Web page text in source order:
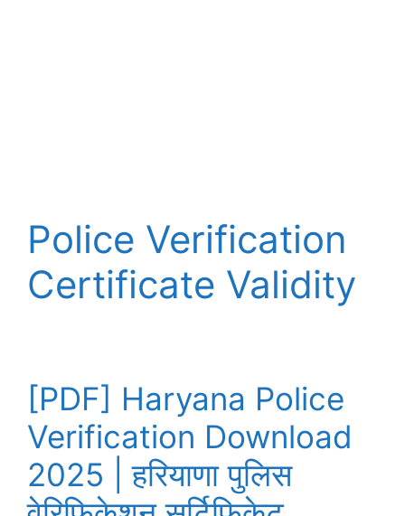
Police Verification
Certificate Validity
[PDF] Haryana Police
Verification Download
2025 | हरियाणा पुलिस